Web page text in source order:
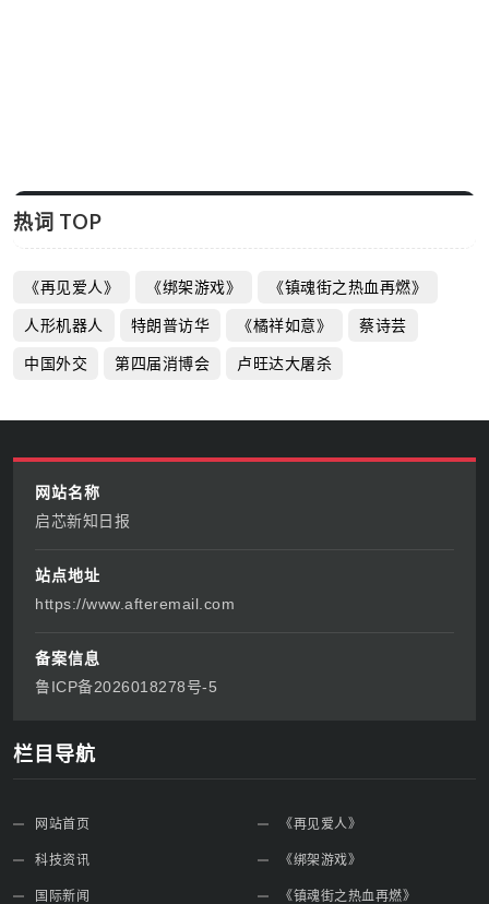
热词 TOP
《再见爱人》 《绑架游戏》 《镇魂街之热血再燃》
人形机器人 特朗普访华 《橘祥如意》 蔡诗芸
中国外交 第四届消博会 卢旺达大屠杀
网站名称
启芯新知日报
站点地址
https://www.afteremail.com
备案信息
鲁ICP备2026018278号-5
栏目导航
网站首页
科技资讯
国际新闻
《再见爱人》
《绑架游戏》
《镇魂街之热血再燃》